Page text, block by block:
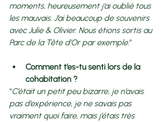
moments, heureusement j’ai oublié tous
les mauvais. J’ai beaucoup de souvenirs
avec Julie & Olivier. Nous étions sortis au
Parc de la Tête d’Or par exemple.”
Comment t’es-tu senti lors de la
cohabitation ?
“C’était un petit peu bizarre, je n’avais
pas d’expérience, je ne savais pas
vraiment quoi faire, mais j’étais très